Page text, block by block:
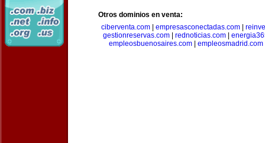
Otros dominios en venta:
ciberventa.com| empresasconectadas.com|
gestionreservas.com| rednoticias.com|
empleosbuenosaires.com
empleosmadrid.com